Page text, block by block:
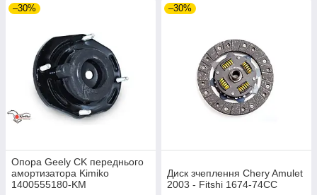
–30%
Опора Geely CK переднього
амортизатора Kimiko
1400555180-KM
–30%
Диск зчеплення Chery Amulet
2003 - Fitshi 1674-74CC